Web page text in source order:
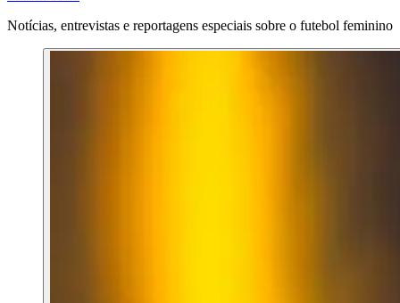
Notícias, entrevistas e reportagens especiais sobre o futebol feminino